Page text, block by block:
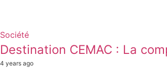
Société
Destination CEMAC : La
4 years ago